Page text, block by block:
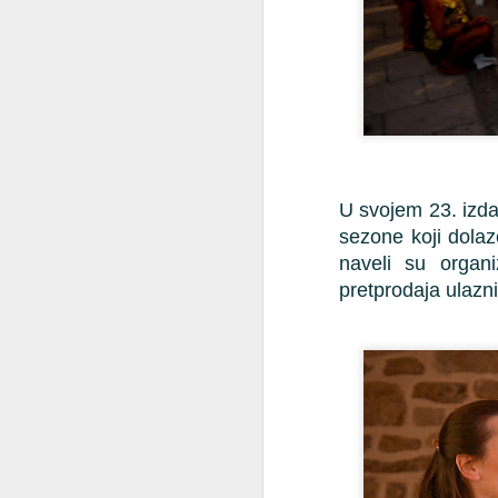
U svojem 23.
sezone koji
naveli su
pretprodaja